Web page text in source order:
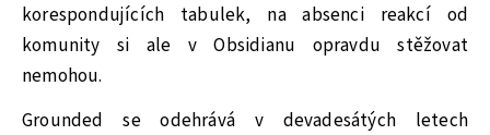
korespondujících tabulek, na absenci reakcí od
komunity si ale v Obsidianu opravdu stěžovat
nemohou.
Grounded se odehrává v devadesátých letech